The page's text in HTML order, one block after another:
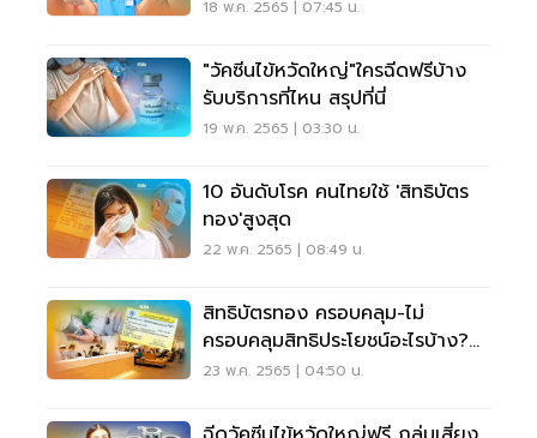
18 พ.ค. 2565 | 07:45 น.
"วัคซีนไข้หวัดใหญ่"ใครฉีดฟรีบ้าง
รับบริการที่ไหน สรุปที่นี่
19 พ.ค. 2565 | 03:30 น.
10 อันดับโรค คนไทยใช้ 'สิทธิบัตร
ทอง'สูงสุด
22 พ.ค. 2565 | 08:49 น.
สิทธิบัตรทอง ครอบคลุม-ไม่
ครอบคลุมสิทธิประโยชน์อะไรบ้าง?
เช็คได้ที่นี่
23 พ.ค. 2565 | 04:50 น.